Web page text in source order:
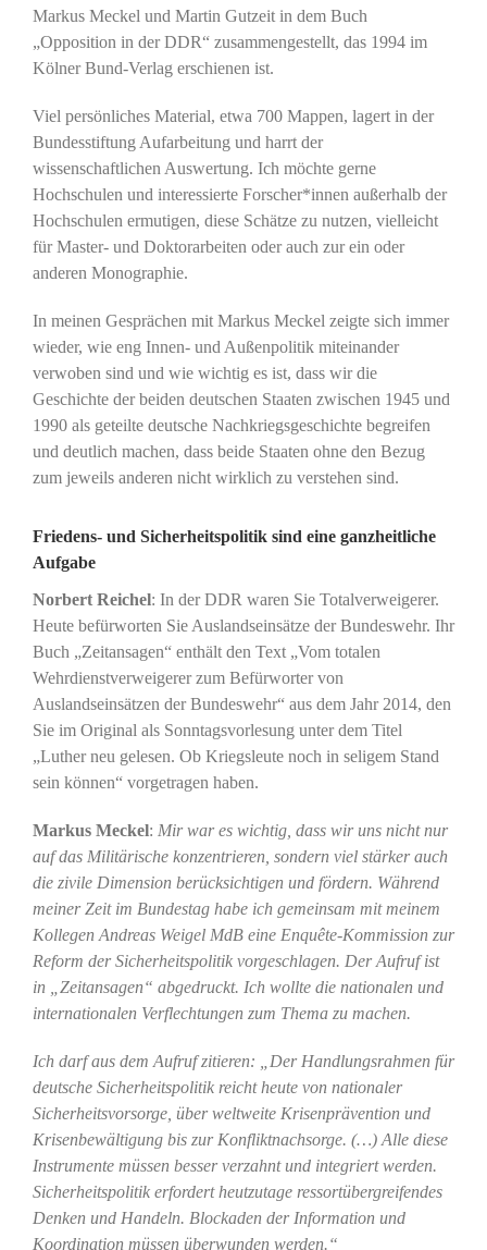
Markus Meckel und Martin Gutzeit in dem Buch
„Opposition in der DDR“ zusammengestellt, das 1994 im
Kölner Bund-Verlag erschienen ist.
Viel persönliches Material, etwa 700 Mappen, lagert in der
Bundesstiftung Aufarbeitung und harrt der
wissenschaftlichen Auswertung. Ich möchte gerne
Hochschulen und interessierte Forscher*innen außerhalb der
Hochschulen ermutigen, diese Schätze zu nutzen, vielleicht
für Master- und Doktorarbeiten oder auch zur ein oder
anderen Monographie.
In meinen Gesprächen mit Markus Meckel zeigte sich immer
wieder, wie eng Innen- und Außenpolitik miteinander
verwoben sind und wie wichtig es ist, dass wir die
Geschichte der beiden deutschen Staaten zwischen 1945 und
1990 als geteilte deutsche Nachkriegsgeschichte begreifen
und deutlich machen, dass beide Staaten ohne den Bezug
zum jeweils anderen nicht wirklich zu verstehen sind.
Friedens- und Sicherheitspolitik sind eine ganzheitliche
Aufgabe
Norbert Reichel: In der DDR waren Sie Totalverweigerer.
Heute befürworten Sie Auslandseinsätze der Bundeswehr. Ihr
Buch „Zeitansagen“ enthält den Text „Vom totalen
Wehrdienstverweigerer zum Befürworter von
Auslandseinsätzen der Bundeswehr“ aus dem Jahr 2014, den
Sie im Original als Sonntagsvorlesung unter dem Titel
„Luther neu gelesen. Ob Kriegsleute noch in seligem Stand
sein können“ vorgetragen haben.
Markus Meckel: Mir war es wichtig, dass wir uns nicht nur
auf das Militärische konzentrieren, sondern viel stärker auch
die zivile Dimension berücksichtigen und fördern. Während
meiner Zeit im Bundestag habe ich gemeinsam mit meinem
Kollegen Andreas Weigel MdB eine Enquête-Kommission zur
Reform der Sicherheitspolitik vorgeschlagen. Der Aufruf ist
in „Zeitansagen“ abgedruckt. Ich wollte die nationalen und
internationalen Verflechtungen zum Thema zu machen.
Ich darf aus dem Aufruf zitieren: „Der Handlungsrahmen für
deutsche Sicherheitspolitik reicht heute von nationaler
Sicherheitsvorsorge, über weltweite Krisenprävention und
Krisenbewältigung bis zur Konfliktnachsorge. (…) Alle diese
Instrumente müssen besser verzahnt und integriert werden.
Sicherheitspolitik erfordert heutzutage ressortübergreifendes
Denken und Handeln. Blockaden der Information und
Koordination müssen überwunden werden.“